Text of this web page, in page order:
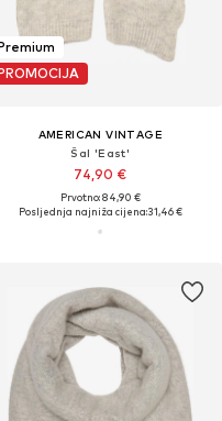
AMERICAN VINTAGE
Šal 'East'
74,90 €
Prvotno: 84,90 €
Posljednja najniža cijena:31,46 €